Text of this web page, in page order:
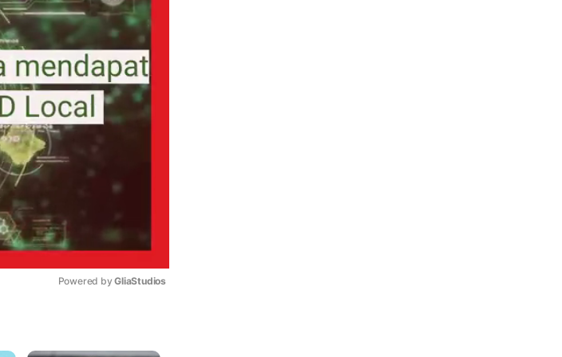
Powered by GliaStudios